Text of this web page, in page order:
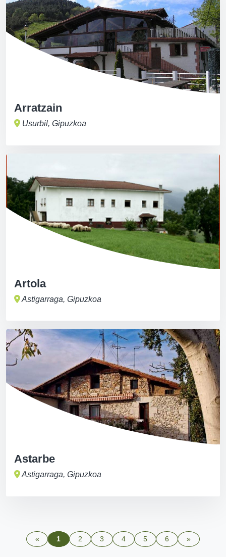
Arratzain
Usurbil, Gipuzkoa
Artola
Astigarraga, Gipuzkoa
Astarbe
Astigarraga, Gipuzkoa
« 1 2 3 4 5 6 »